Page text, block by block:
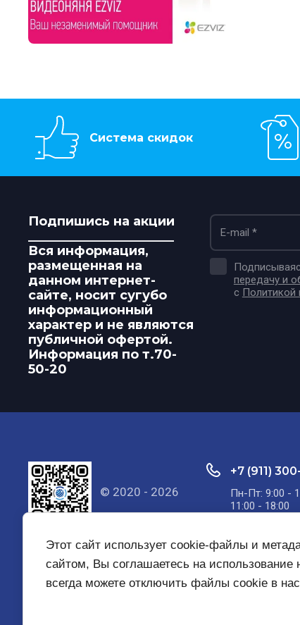
Система скидок
Подпишись на акции
Вся информация,
размещенная на
данном интернет-
сайте, носит сугубо
информационный
характер и не являются
публичной офертой.
Информация по т.70-
50-20
передачу и
с Политикой
© 2020 - 2026
+7 (911)
Пн-Пт: 9:00 -
11:00 - 18:00
Этот сайт использует cookie-файлы и
сайтом, Вы соглашаетесь на
всегда можете отключить файлы cookie в